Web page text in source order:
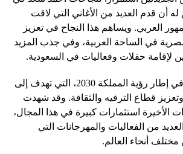
أن قدم العديد من الأغاني التي لاقت
العربي. ويساهم هذا النجاح في تعزيز
في الساحة العربية، وفي جذب المزيد
لإقامة حفلات وفعاليات في السعودية.
تأتي هذه التطورات في إطار رؤية المملكة 2030، التي تهدف إلى
قطاع الترفيه والثقافة. وقد شهدت
الأخيرة استثمارات كبيرة في هذا المجال،
من الفعاليات والمهرجانات التي
أنحاء العالم.